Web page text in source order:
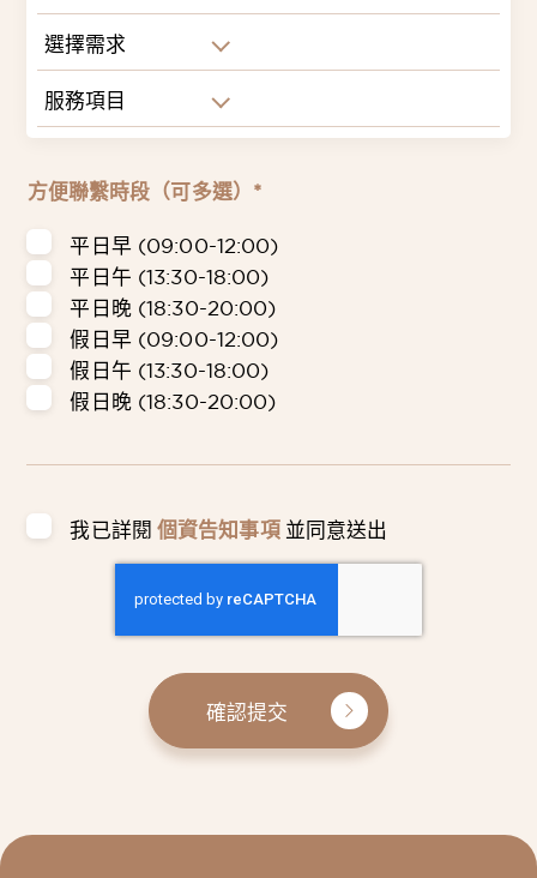
選擇需求
服務項目
方便聯繫時段（可多選）*
平日早 (09:00-12:00)
平日午 (13:30-18:00)
平日晚 (18:30-20:00)
假日早 (09:00-12:00)
假日午 (13:30-18:00)
假日晚 (18:30-20:00)
我已詳閱 個資告知事項 並同意送出
確認提交